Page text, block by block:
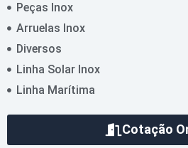
Peças Inox
Arruelas Inox
Diversos
Linha Solar Inox
Linha Marítima
Cotação